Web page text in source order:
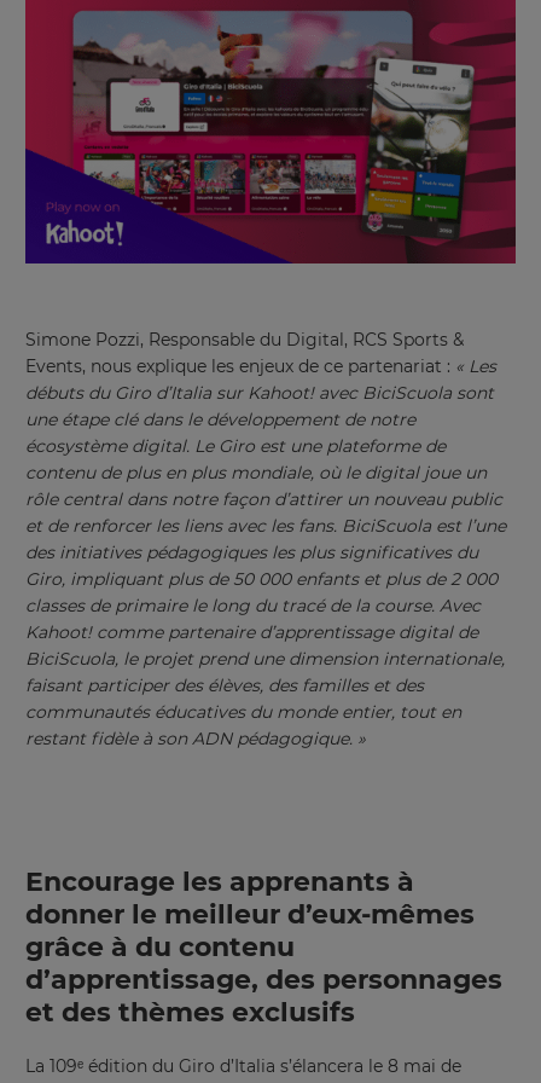
Simone Pozzi, Responsable du Digital, RCS Sports &
Events, nous explique les enjeux de ce partenariat : « Les
débuts du Giro d’Italia sur Kahoot! avec BiciScuola sont
une étape clé dans le développement de notre
écosystème digital. Le Giro est une plateforme de
contenu de plus en plus mondiale, où le digital joue un
rôle central dans notre façon d’attirer un nouveau public
et de renforcer les liens avec les fans. BiciScuola est l’une
des initiatives pédagogiques les plus significatives du
Giro, impliquant plus de 50 000 enfants et plus de 2 000
classes de primaire le long du tracé de la course. Avec
Kahoot! comme partenaire d’apprentissage digital de
BiciScuola, le projet prend une dimension internationale,
faisant participer des élèves, des familles et des
communautés éducatives du monde entier, tout en
restant fidèle à son ADN pédagogique. »
Encourage les apprenants à
donner le meilleur d’eux-mêmes
grâce à du contenu
d’apprentissage, des personnages
et des thèmes exclusifs
La 109ᵉ édition du Giro d’Italia s’élancera le 8 mai de